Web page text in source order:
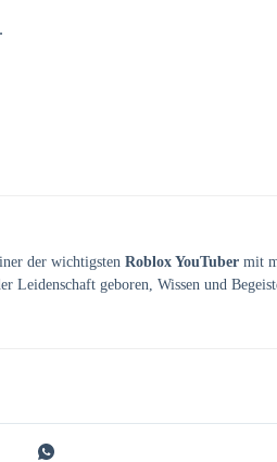
.
der wichtigsten Roblox YouTuber mit
Leidenschaft geboren, Wissen und